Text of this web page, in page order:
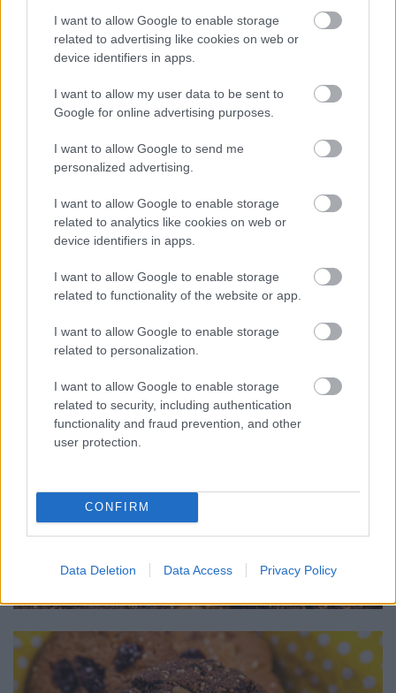
I want to allow Google to enable storage
related to advertising like cookies on web or
device identifiers in apps.
I want to allow my user data to be sent to
Google for online advertising purposes.
I want to allow Google to send me
personalized advertising.
I want to allow Google to enable storage
related to analytics like cookies on web or
device identifiers in apps.
I want to allow Google to enable storage
related to functionality of the website or app.
I want to allow Google to enable storage
related to personalization.
I want to allow Google to enable storage
related to security, including authentication
functionality and fraud prevention, and other
user protection.
CONFIRM
Data Deletion Data Access Privacy Policy
6. Másnap előmelegítjük a sütőt 180 fokra. Diónyi
golyókat formázunk a tésztából, kicsit ellapítjuk és
egy lapos tepsibe, sütőpapírra rendezzük,
egymástól kb. 6 cm távolságra. A csokisat
fenyőmaggal, a fehér csokisat áfonyával szórjuk
meg (érdemes kicsit belenyomkodni, hogy ne
Kicsit lágy lesz, mikor kivesszük, de hűlés közben
megszilárdul.
7. Teljesen kihűtjük, majd fogyasztásig
fémdobozban tároljuk.